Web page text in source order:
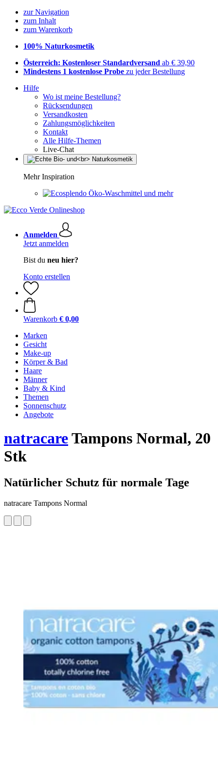
zur Navigation
zum Inhalt
zum Warenkorb
100% Naturkosmetik
Österreich: Kostenloser Standardversand ab € 39,90
Mindestens 1 kostenlose Probe zu jeder Bestellung
Hilfe
Wo ist meine Bestellung?
Rücksendungen
Versandkosten
Zahlungsmöglichkeiten
Kontakt
Alle Hilfe-Themen
Live-Chat
Mehr Inspiration
Öko-Waschmittel und mehr
Anmelden
Jetzt anmelden
Bist du neu hier?
Konto erstellen
Warenkorb € 0,00
Marken
Gesicht
Make-up
Körper & Bad
Haare
Männer
Baby & Kind
Themen
Sonnenschutz
Angebote
natracareTampons Normal, 20
Stk
Natürlicher Schutz für normale Tage
natracare Tampons Normal